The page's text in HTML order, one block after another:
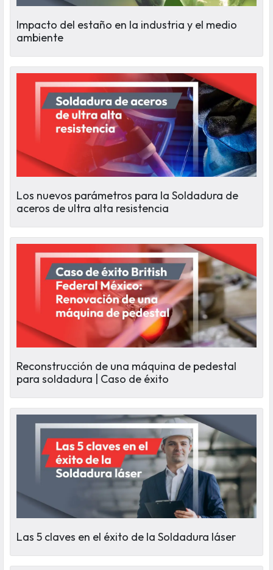
Impacto del estaño en la industria y el medio
ambiente
Los nuevos parámetros para la Soldadura de
aceros de ultra alta resistencia
Reconstrucción de una máquina de pedestal
para soldadura | Caso de éxito
Las 5 claves en el éxito de la Soldadura láser